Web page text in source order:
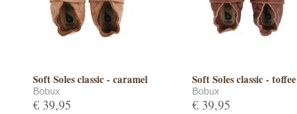
Soft Soles classic - caramel
Bobux
€ 39,95
Soft Soles classic - toffee
Bobux
€ 39,95